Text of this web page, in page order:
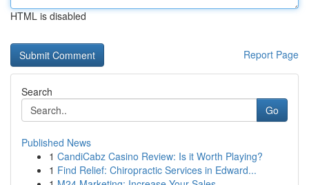
HTML is disabled
Report Page
Search
Go
Published News
1 CandiCabz Casino Review: Is it Worth Playing?
1 Find Relief: Chiropractic Services in Edward...